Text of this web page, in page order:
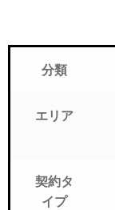
分類
エリア
契約タ
イプ